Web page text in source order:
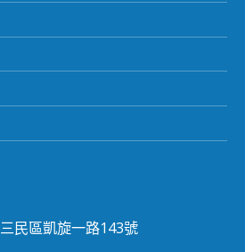
民區凱旋一路143號